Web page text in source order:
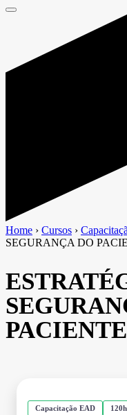
Home › Cursos ›
SEGURANÇA DO
PACIENTE
Capacitação EAD 120h